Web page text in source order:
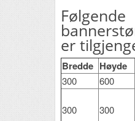
Følgende
er
Bredde Høyde
300 600
300 300